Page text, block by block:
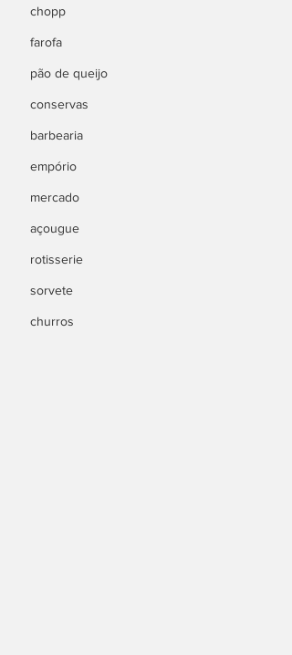
chopp
farofa
pão de queijo
conservas
barbearia
empório
mercado
açougue
rotisserie
sorvete
churros